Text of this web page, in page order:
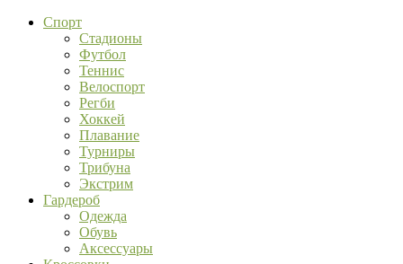
Спорт
Стадионы
Футбол
Теннис
Велоспорт
Регби
Хоккей
Плавание
Турниры
Трибуна
Экстрим
Гардероб
Одежда
Обувь
Аксессуары